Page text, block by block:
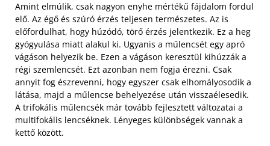
Amint elmúlik, csak nagyon enyhe mértékű fájdalom fordul
elő. Az égő és szúró érzés teljesen természetes. Az is
előfordulhat, hogy húzódó, törő érzés jelentkezik. Ez a heg
gyógyulása miatt alakul ki. Ugyanis a műlencsét egy apró
vágáson helyezik be. Ezen a vágáson keresztül kihúzzák a
régi szemlencsét. Ezt azonban nem fogja érezni. Csak
annyit fog észrevenni, hogy egyszer csak elhomályosodik a
látása, majd a műlencse behelyezése után visszaélesedik.
A trifokális műlencsék már tovább fejlesztett változatai a
multifokális lencséknek. Lényeges különbségek vannak a
kettő között.